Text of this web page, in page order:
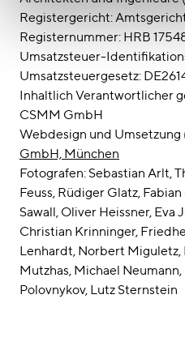
Registergericht:
Registernummer: HRB
Umsatzsteuer-
Umsatzsteuergesetz:
Inhaltlich Verantwortlicher
CSMM GmbH
Webdesign und Umsetzung
GmbH, München
Fotografen: Sebastian Arlt,
Feuss, Rüdiger Glatz,
Sawall, Oliver Heissner, Eva
Christian Krinninger,
Lenhardt, Norbert
Mutzhas, Michael
Polovnykov, Lutz Sternstein